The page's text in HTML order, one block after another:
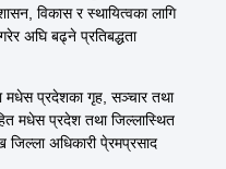
विकास र स्थायित्वका लागि
अघि बढ्ने प्रतिबद्धता
प्रदेशका गृह, सञ्चार तथा
मधेस प्रदेश तथा जिल्लास्थित
अधिकारी पे्रमप्रसाद